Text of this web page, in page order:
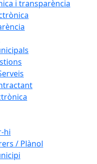
i transparència
hi
/ Plànol